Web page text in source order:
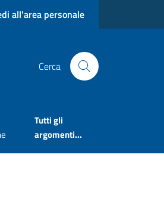
all'area personale
Cerca
Tutti gli
argomenti...